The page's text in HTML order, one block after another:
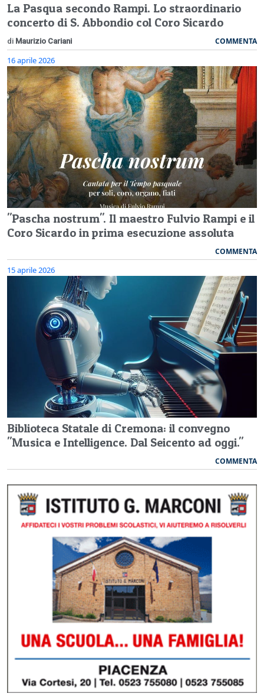
La Pasqua secondo Rampi. Lo straordinario
concerto di S. Abbondio col Coro Sicardo
di Maurizio Cariani COMMENTA
16 aprile 2026
"Pascha nostrum". Il maestro Fulvio Rampi e il
Coro Sicardo in prima esecuzione assoluta
COMMENTA
15 aprile 2026
Biblioteca Statale di Cremona: il convegno
"Musica e Intelligence. Dal Seicento ad oggi."
COMMENTA